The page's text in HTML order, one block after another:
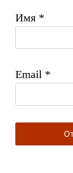
Имя *
Email *